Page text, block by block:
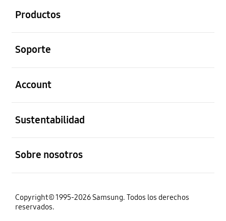
Productos
Soporte
Account
Sustentabilidad
Sobre nosotros
Copyright© 1995-2026 Samsung. Todos los derechos
reservados.